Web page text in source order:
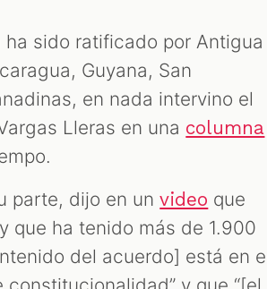
sido ratificado por Antigua
Guyana, San
en nada intervino el
Lleras en una columna
parte, dijo en unvideo que
que ha tenido más de 1.900
del acuerdo] está en